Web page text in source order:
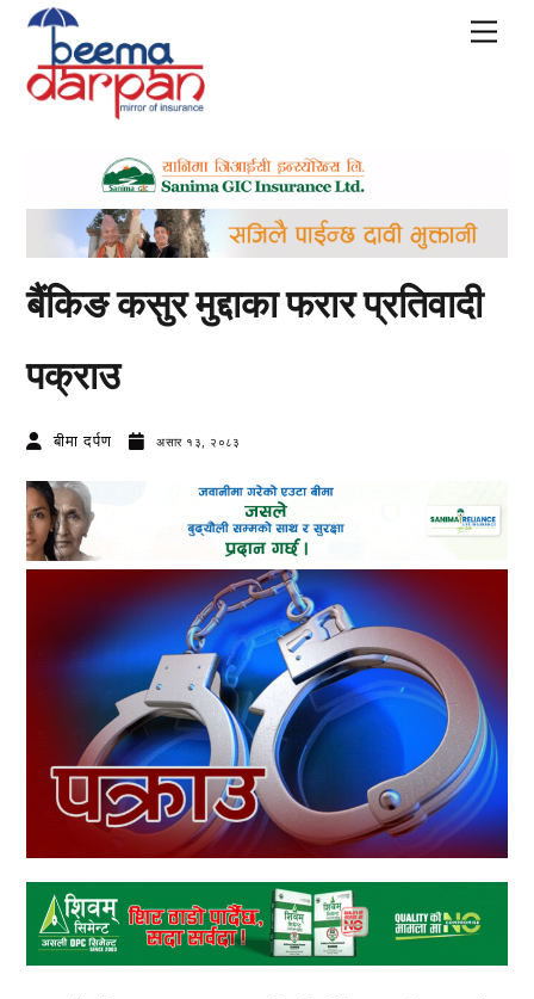
Skip
content
बैंकिङ कसुर मुद्दाका फरार प्रतिवादी
पक्राउ
बीमा दर्पण असार १३, २०८३